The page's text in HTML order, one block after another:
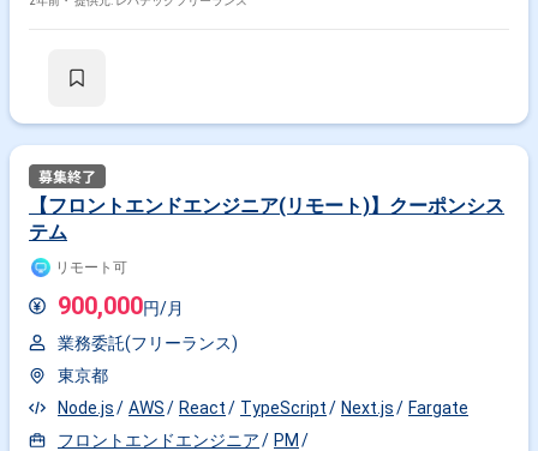
【フロントエンドエンジニア(リモート)】クーポンシス
テム
リモート可
900,000円/月
業務委託(フリーランス)
東京都
Node.js
AWS React TypeScript Next.js
Fargate
フロントエンドエンジニア
PM